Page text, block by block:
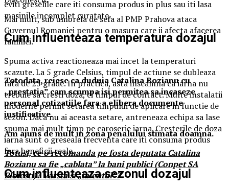
Mai mult, sub umbrela de sefa al PMP Prahova ataca
Guvernul Romaniei pentru o masura care ii afecta afacerea
familiei.
Totodata, reiese ca duduia Catalina Bozianu cu
„prestatia” cam scumpa isi permitea sa incaseze
personal cotizatiile fara a elibera documente
justificative.
Am ajuns de mult in zona penalului stimata doamna.
Totusi, ce o recomanda pe fosta deputata Catalina
Bozianu sa fie „cablata” la bani publici (Conpet SA
Ploiesti)? Varsta si „talentul”?
eviti greselile care iti consuma produs in plus sau iti lasa
masinile incomplet curatate.
Cum influenteaza temperatura dozajul
Spuma activa reactioneaza mai incet la temperaturi
scazute. La 5 grade Celsius, timpul de actiune se dubleaza
fata de 25 grade. In practica, asta inseamna ca iarna nu
trebuie sa cresti doza, ci timpul de contact. Multe instalatii
moderne permit setarea timpului de aplicare in functie de
sezon. Daca nu ai aceasta setare, antreneaza echipa sa lase
spuma mai mult timp pe caroserie iarna. Cresterile de doza
iarna sunt o greseala frecventa care iti consuma produs
fara beneficii reale.
Cum influenteaza sezonul dozajul